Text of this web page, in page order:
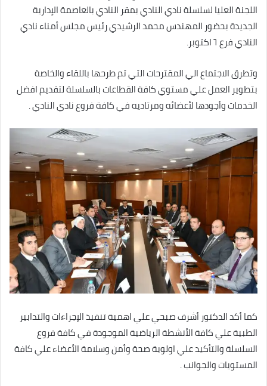
اللجنة العليا لسلسلة نادي النادي بمقر النادي بالعاصمة الإدارية
الجديدة بحضور المهندس محمد الرشيدي رئيس مجلس أمناء نادي
النادي فرع ٦ اكتوبر.
وتطرق الاجتماع الي المقترحات التي تم طرحها باللقاء والخاصة
بتطوير العمل علي مستوي كافة القطاعات بالسلسلة لتقديم افضل
الخدمات وأجودها لأعضائه ومرتاديه في كافة فروع نادي النادي .
كما أكد الدكتور أشرف صبحي علي اهمية تنفيذ الإجراءات والتدابير
الطبية علي كافة الأنشطة الرياضية الموجودة في كافة فروع
السلسلة والتأكيد علي اولوية صحة وأمن وسلامة الأعضاء علي كافة
المستويات والجوانب .